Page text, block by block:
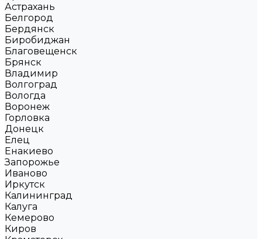
Астрахань
Белгород
Бердянск
Биробиджан
Благовещенск
Брянск
Владимир
Волгоград
Вологда
Воронеж
Горловка
Донецк
Елец
Енакиево
Запорожье
Иваново
Иркутск
Калининград
Калуга
Кемерово
Киров